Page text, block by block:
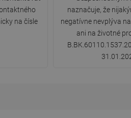
na čísle
naznačuje, že
negatívne nevplýva
ani na životné